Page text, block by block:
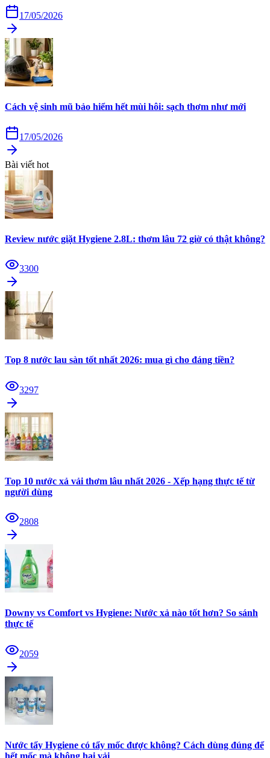
17/05/2026
Cách vệ sinh mũ bảo hiểm hết mùi hôi: sạch thơm như mới
17/05/2026
Bài viết hot
Review nước giặt Hygiene 2.8L: thơm lâu 72 giờ có thật không?
3300
Top 8 nước lau sàn tốt nhất 2026: mua gì cho đáng tiền?
3297
Top 10 nước xả vải thơm lâu nhất 2026 - Xếp hạng thực tế từ
người dùng
2808
Downy vs Comfort vs Hygiene: Nước xả nào tốt hơn? So sánh
thực tế
2059
Nước tẩy Hygiene có tẩy mốc được không? Cách dùng đúng để
hết mốc mà không hại vải